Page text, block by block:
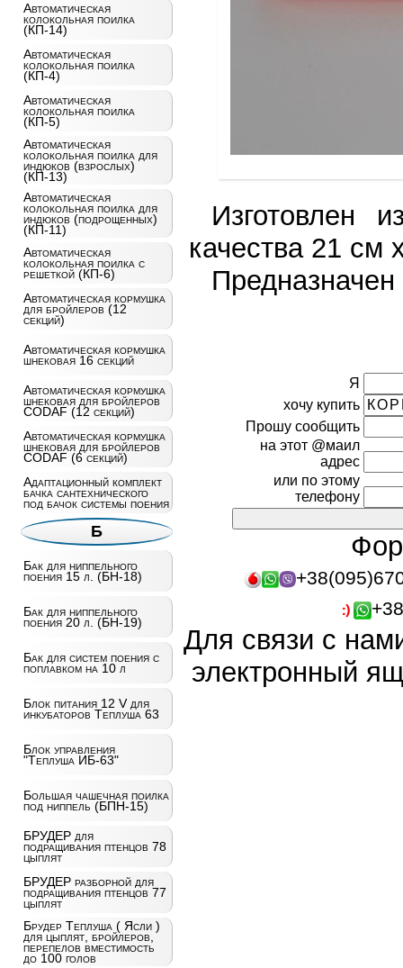
Автоматическая
колокольная поилка
(КП-14)
Автоматическая
колокольная поилка
(КП-4)
Автоматическая
колокольная поилка
(КП-5)
Автоматическая
колокольная поилка для
индюков (взрослых)
(КП-13)
Автоматическая
колокольная поилка для
индюков (подрощенных)
(КП-11)
Автоматическая
колокольная поилка с
решеткой (КП-6)
Автоматическая кормушка
для бройлеров (12
секций)
Автоматическая кормушка
шнековая 16 секций
Автоматическая кормушка
шнековая для бройлеров
CODAF (12 секций)
Автоматическая кормушка
шнековая для бройлеров
CODAF (6 секций)
Адаптационный комплект
бачка сантехнического
под бачок системы поения
Б
Бак для ниппельного
поения 15 л. (БН-18)
Бак для ниппельного
поения 20 л. (БН-19)
Бак для систем поения с
поплавком на 10 л
Блок питания 12 V для
инкубаторов Теплуша 63
Блок управления
"Теплуша ИБ-63"
Большая чашечная поилка
под ниппель (БПН-15)
БРУДЕР для
подращивания птенцов 78
цыплят
БРУДЕР разборной для
подращивания птенцов 77
цыплят
Брудер Теплуша ( Ясли )
для цыплят, бройлеров,
перепелов вместимость
до 100 голов
Изготовлен
качества 21 см
Я
хочу купить
Прошу сообщить
на этот @маил
адрес
или по этому
телефону
Для связи с
электронный